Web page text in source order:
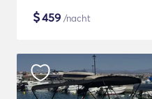
$459 /nacht